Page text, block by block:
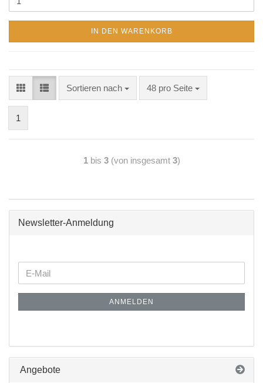
IN DEN WARENKORB
Sortieren nach 48 pro Seite
1
1bis 3(von insgesamt 3)
Newsletter-Anmeldung
ANMELDEN
Angebote